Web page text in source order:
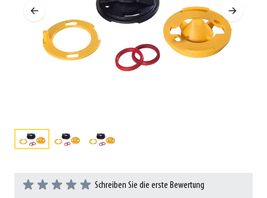
Schreiben Sie die erste Bewertung